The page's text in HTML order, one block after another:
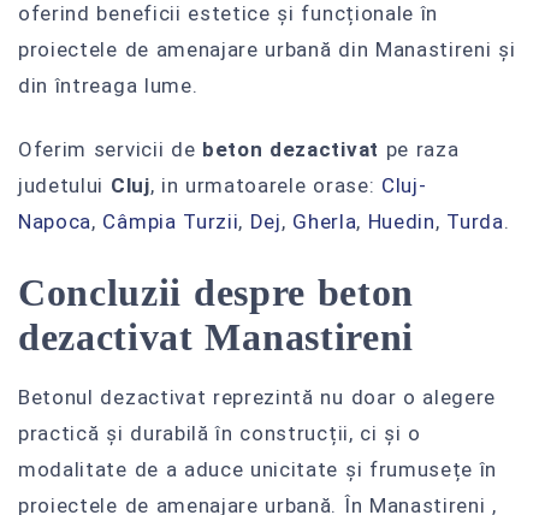
oferind beneficii estetice și funcționale în
proiectele de amenajare urbană din Manastireni și
din întreaga lume.
Oferim servicii de beton dezactivat pe raza
judetului Cluj, in urmatoarele orase: Cluj-
Napoca, Câmpia Turzii‎, Dej, Gherla, Huedin, Turda.
Concluzii despre beton
dezactivat Manastireni
Betonul dezactivat reprezintă nu doar o alegere
practică și durabilă în construcții, ci și o
modalitate de a aduce unicitate și frumusețe în
proiectele de amenajare urbană. În Manastireni ,